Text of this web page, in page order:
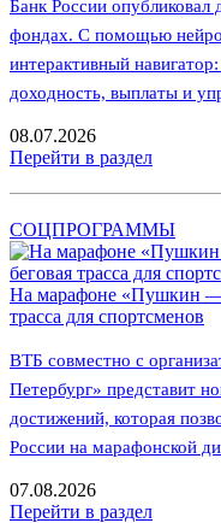
Банк России
фондах. С помощью
интерактивный
доходность, выплаты и
08.07.2026
Перейти в раздел
СОЦПРОГРАММЫ
На марафоне «Пушкин —
трасса для спортсменов
ВТБ совместно с
Петербург» представит
достижений, которая
России на марафонской
07.08.2026
Перейти в раздел